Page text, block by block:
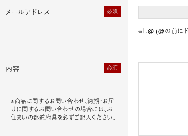
必須
メールアドレス
※「.@ (@の前に
必須
内容
※商品に関するお問い合わせ、納期・お届
けに関するお問い合わせの場合には、お
住まいの都道府県を必ずご記入ください。